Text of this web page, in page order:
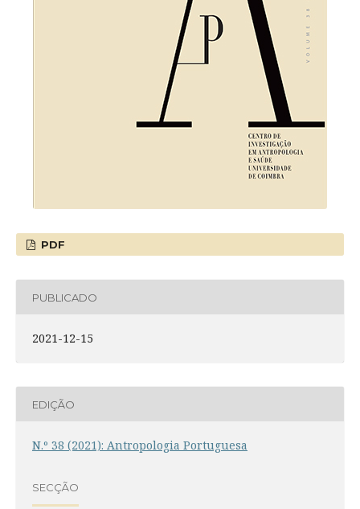
PDF
PUBLICADO
2021-12-15
EDIÇÃO
N.º 38 (2021): Antropologia Portuguesa
SECÇÃO